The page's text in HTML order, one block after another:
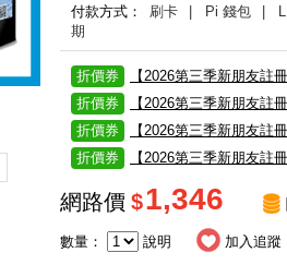
付款方式：
刷卡 | Pi 錢包 |
期
折價券
【2026第三季新朋友註
折價券
【2026第三季新朋友註
折價券
【2026第三季新朋友註
折價券
【2026第三季新朋友註
網路價 $1,346
數量： 說明 加入追蹤